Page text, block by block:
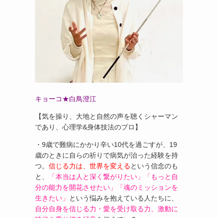
キョーコ★白鳥澄江
【気を操り、大地と自然の声を聴くシャーマン
であり、心理学&身体技法のプロ】
・9歳で難病にかかり辛い10代を過ごすが、19
歳のときに自らの祈りで病気が治った経験を持
つ。 信じる力は、世界を変えるという信念のも
と、
「本当は人と深く繋がりたい」「もっと自
分の能力を開花させたい」「魂のミッションを
生きたい」
という悩みを抱えている人たちに、
自分自身を信じる力・愛を受け取る力、激動に